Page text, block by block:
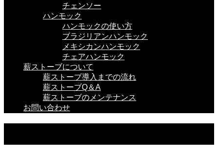
チェンソー
ハンモック
ハンモックの使い方
ブラジリアンハンモック
メキシカンハンモック
チェアハンモック
薪ストーブについて
薪ストーブ導入までの流れ
薪ストーブQ＆A
薪ストーブのメンテナンス
お問い合わせ